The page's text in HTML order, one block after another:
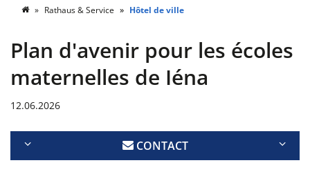
Rathaus & Service Hôtel de ville
Plan d'avenir pour les écoles
maternelles de Iéna
12.06.2026
CONTACT